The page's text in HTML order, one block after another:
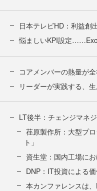
日本テレビHD：利益創
悩ましいKPI設定
コアメンバーの熱量が
リーダーが実践する、
LT後半：チェンジマネ
荏原製作所：大型プ
ト」
資生堂：国内工場に
DNP：IT投資による
本カンファレンスは